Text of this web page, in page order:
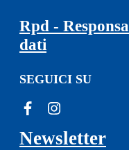
Rpd -
dati
SEGUICI SU
Newsletter